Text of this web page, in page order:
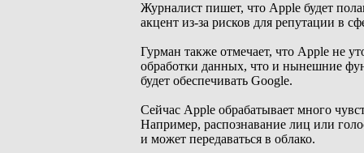
Журналист пишет, что Apple будет
акцент из-за рисков для репутации в
Гурман также отмечает, что Apple не
обработки данных, что и нынешние
будет обеспечивать Google.
Сейчас Apple обрабатывает много
Например, распознавание лиц или
и может передаваться в облако.